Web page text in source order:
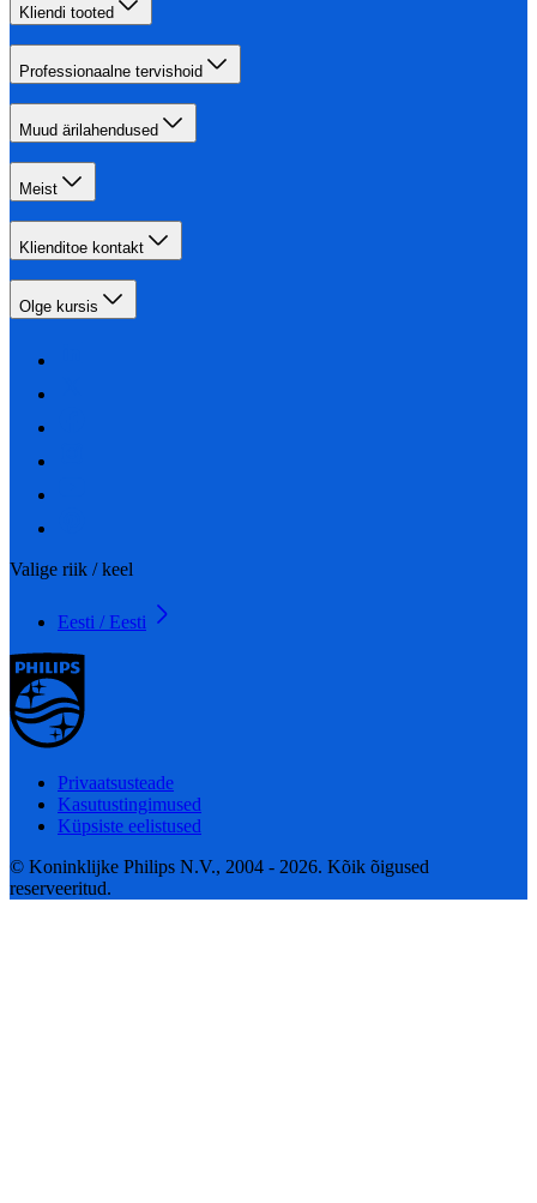
Kliendi tooted
Professionaalne tervishoid
Muud ärilahendused
Meist
Klienditoe kontakt
Olge kursis
Valige riik / keel
Eesti / Eesti
Privaatsusteade
Kasutustingimused
Küpsiste eelistused
© Koninklijke Philips N.V., 2004 - 2026. Kõik õigused
reserveeritud.